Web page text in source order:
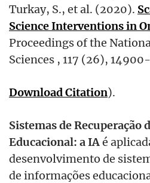
Turkay, S., et al. (2020).
Science Interventions in
Proceedings of the
Sciences , 117 (26),
Download Citation).
Sistemas de Recuperação
Educacional: a IAé
desenvolvimento de
de informações